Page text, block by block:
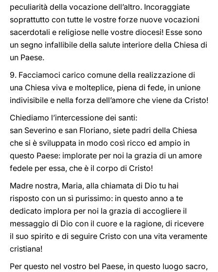
peculiarità della vocazione dell’altro. Incoraggiate
soprattutto con tutte le vostre forze nuove vocazioni
sacerdotali e religiose nelle vostre diocesi! Esse sono
un segno infallibile della salute interiore della Chiesa di
un Paese.
9. Facciamoci carico comune della realizzazione di
una Chiesa viva e molteplice, piena di fede, in unione
indivisibile e nella forza dell’amore che viene da Cristo!
Chiediamo l’intercessione dei santi:
san Severino e san Floriano, siete padri della Chiesa
che si è sviluppata in modo così ricco ed ampio in
questo Paese: implorate per noi la grazia di un amore
fedele per essa, che è il corpo di Cristo!
Madre nostra, Maria, alla chiamata di Dio tu hai
risposto con un sì purissimo: in questo anno a te
dedicato implora per noi la grazia di accogliere il
messaggio di Dio con il cuore e la ragione, di ricevere
il suo spirito e di seguire Cristo con una vita veramente
cristiana!
Per questo nel vostro bel Paese, in questo luogo sacro,